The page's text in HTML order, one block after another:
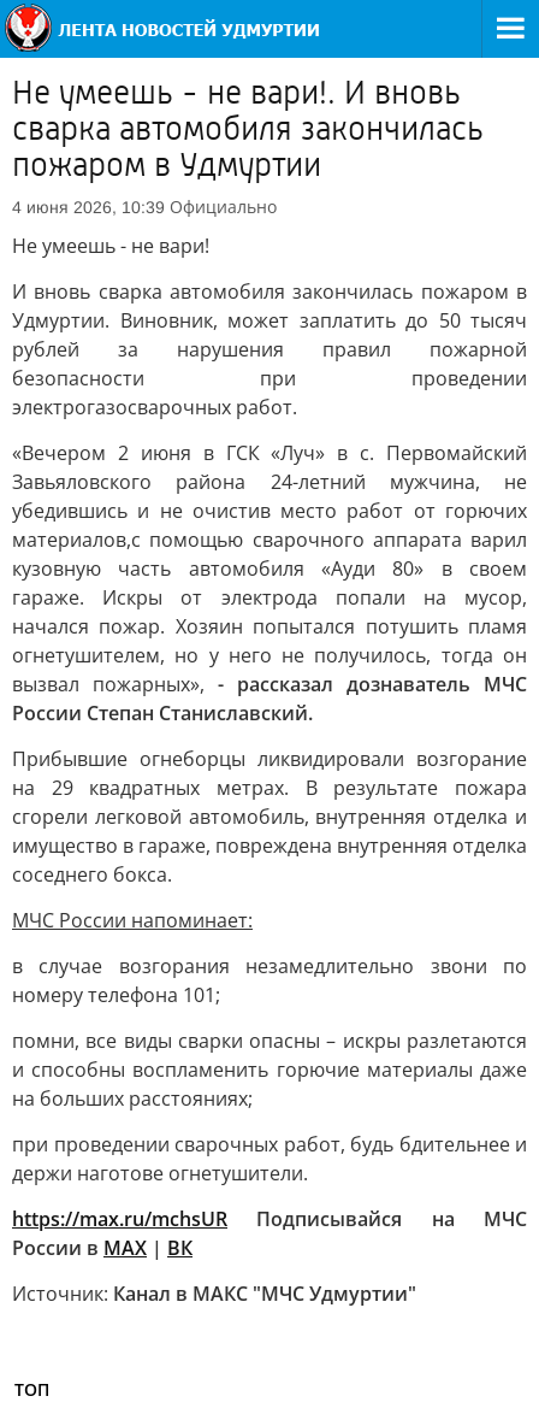
Не умеешь - не вари!. И вновь
сварка автомобиля закончилась
пожаром в Удмуртии
4 июня 2026, 10:39 Официально
Не умеешь - не вари!
И вновь сварка автомобиля закончилась пожаром в
Удмуртии. Виновник, может заплатить до 50 тысяч
рублей за нарушения правил пожарной
безопасности при проведении
электрогазосварочных работ.
«Вечером 2 июня в ГСК «Луч» в с. Первомайский
Завьяловского района 24-летний мужчина, не
убедившись и не очистив место работ от горючих
материалов,с помощью сварочного аппарата варил
кузовную часть автомобиля «Ауди 80» в своем
гараже. Искры от электрода попали на мусор,
начался пожар. Хозяин попытался потушить пламя
огнетушителем, но у него не получилось, тогда он
вызвал пожарных», - рассказал дознаватель МЧС
России Степан Станиславский.
Прибывшие огнеборцы ликвидировали возгорание
на 29 квадратных метрах. В результате пожара
сгорели легковой автомобиль, внутренняя отделка и
имущество в гараже, повреждена внутренняя отделка
соседнего бокса.
МЧС России напоминает:
в случае возгорания незамедлительно звони по
номеру телефона 101;
помни, все виды сварки опасны – искры разлетаются
и способны воспламенить горючие материалы даже
на больших расстояниях;
при проведении сварочных работ, будь бдительнее и
держи наготове огнетушители.
https://max.ru/mchsUR Подписывайся на МЧС
России в MAX | ВК
Источник: Канал в МАКС "МЧС Удмуртии"
ТОП